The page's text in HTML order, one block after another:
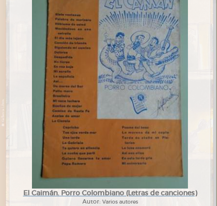
El Caimán. Porro Colombiano (Letras de canciones)
Autor: Varios autores